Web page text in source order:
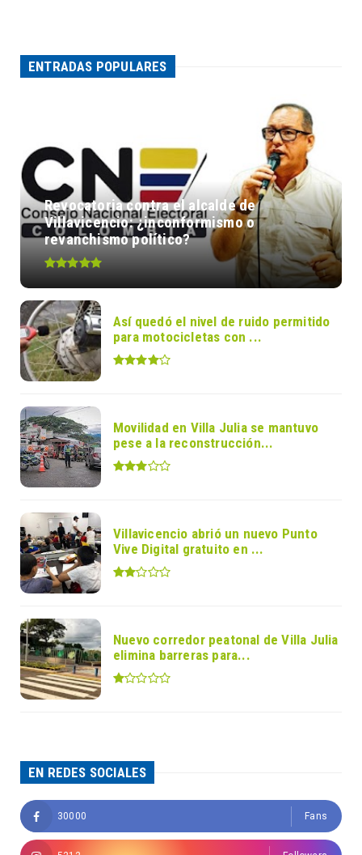
ENTRADAS POPULARES
Revocatoria contra el alcalde de
Villavicencio: ¿inconformismo o
revanchismo político?
Así quedó el nivel de ruido permitido
para motocicletas con ...
Movilidad en Villa Julia se mantuvo
pese a la reconstrucción...
Villavicencio abrió un nuevo Punto
Vive Digital gratuito en ...
Nuevo corredor peatonal de Villa Julia
elimina barreras para...
EN REDES SOCIALES
30000 Fans